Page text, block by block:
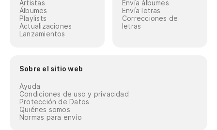
Artistas
Álbumes
Playlists
Actualizaciones
Lanzamientos
Envía álbumes
Envía letras
Correcciones de
letras
Sobre el sitio web
Ayuda
Condiciones de uso y privacidad
Protección de Datos
Quiénes somos
Normas para envío